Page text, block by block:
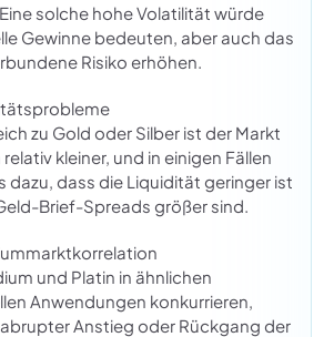
solche hohe Volatilität würde
Gewinne bedeuten, aber auch das
Risiko erhöhen.
zu Gold oder Silber ist der Markt
kleiner, und in einigen Fällen
dazu, dass die Liquidität geringer ist
Brief-Spreads größer sind.
und Platin in ähnlichen
Anwendungen konkurrieren,
Anstieg oder Rückgang der